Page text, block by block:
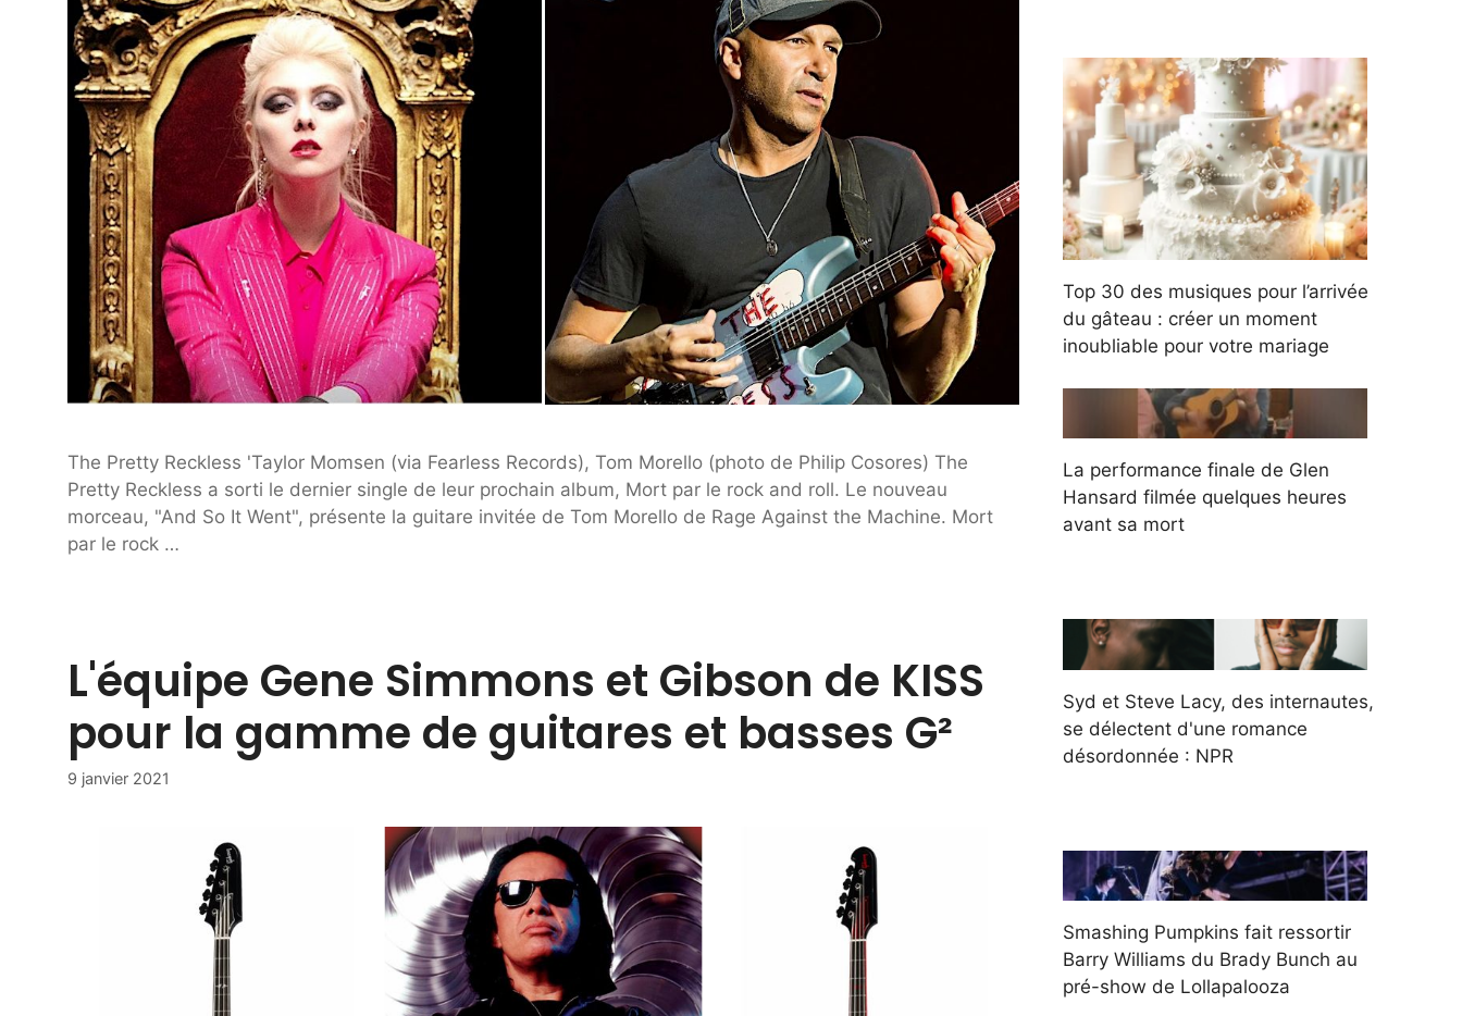
The Pretty Reckless 'Taylor Momsen (via Fearless Records), Tom Morello (photo de Philip Cosores) The
Pretty Reckless a sorti le dernier single de leur prochain album, Mort par le rock and roll. Le nouveau
morceau, "And So It Went", présente la guitare invitée de Tom Morello de Rage Against the Machine. Mort
par le rock …
L'équipe Gene Simmons et Gibson de KISS
pour la gamme de guitares et basses G²
9 janvier 2021
Top 30 des musiques pour l’arrivée
du gâteau : créer un moment
inoubliable pour votre mariage
La performance finale de Glen
Hansard filmée quelques heures
avant sa mort
Syd et Steve Lacy, des internautes,
se délectent d'une romance
désordonnée : NPR
Smashing Pumpkins fait ressortir
Barry Williams du Brady Bunch au
pré-show de Lollapalooza